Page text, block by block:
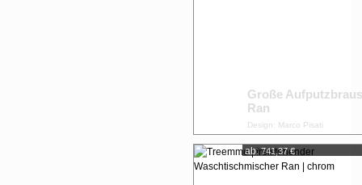
Große
Ran
Design: Marco Pisati
ab: 741,37 €